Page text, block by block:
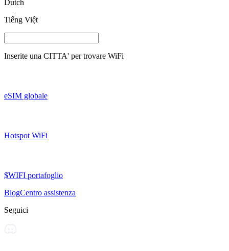
Dutch
Tiếng Việt
Inserite una CITTA' per trovare WiFi
eSIM globale
Hotspot WiFi
$WIFI portafoglio
BlogCentro assistenza
Seguici